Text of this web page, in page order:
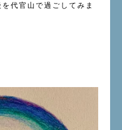
代官山で過ごしてみま